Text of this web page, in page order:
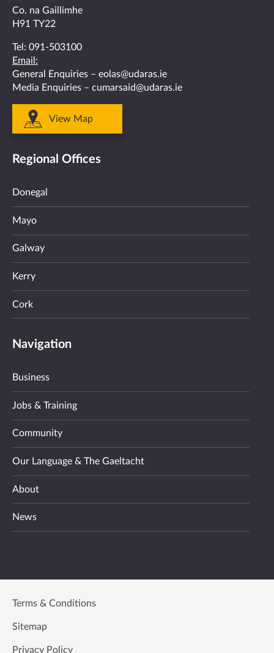
Co. na Gaillimhe
H91 TY22
Tel: 091-503100
Email:
General Enquiries – eolas@udaras.ie
Media Enquiries – cumarsaid@udaras.ie
View Map
Regional Offices
Donegal
Mayo
Galway
Kerry
Cork
Navigation
Business
Jobs & Training
Community
Our Language & The Gaeltacht
About
News
Terms & Conditions
Sitemap
Privacy Policy